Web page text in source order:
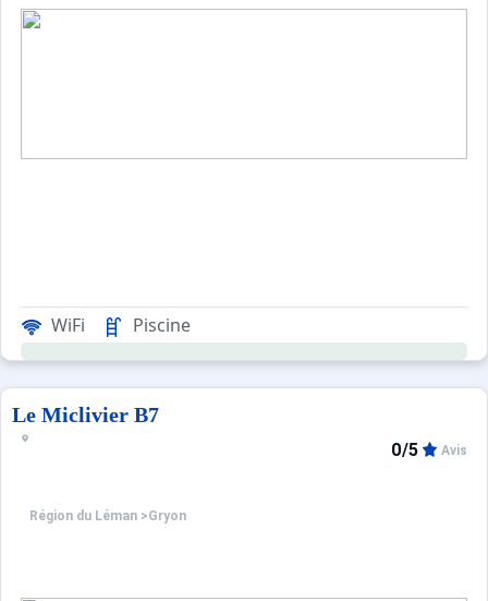
WiFi Piscine
Le Miclivier B7
Région du Léman >Gryon
0/5 Avis